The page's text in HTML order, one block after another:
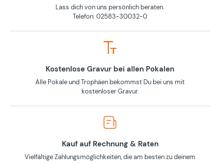
Lass dich von uns persönlich beraten.
Telefon: 02583-30032-0
Kostenlose Gravur bei allen Pokalen
Alle Pokale und Trophäen bekommst Du bei uns mit
kostenloser Gravur.
Kauf auf Rechnung & Raten
Vielfältige Zahlungsmöglichkeiten, die am besten zu deinem